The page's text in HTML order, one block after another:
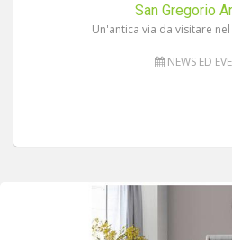
San Gregorio
Un'antica via da visitare
NEWS ED